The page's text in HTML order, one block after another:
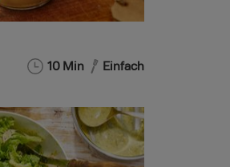
10 Min Einfach